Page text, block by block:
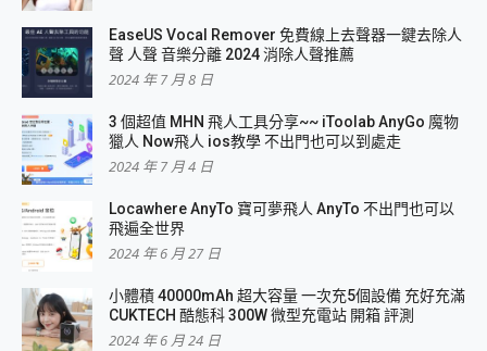
EaseUS Vocal Remover 免費線上去聲器一鍵去除人
聲 人聲 音樂分離 2024 消除人聲推薦
2024 年 7 月 8 日
3 個超值 MHN 飛人工具分享~~ iToolab AnyGo 魔物
獵人 Now飛人 ios教學 不出門也可以到處走
2024 年 7 月 4 日
Locawhere AnyTo 寶可夢飛人 AnyTo 不出門也可以
飛遍全世界
2024 年 6 月 27 日
小體積 40000mAh 超大容量 一次充5個設備 充好充滿
CUKTECH 酷態科 300W 微型充電站 開箱 評測
2024 年 6 月 24 日